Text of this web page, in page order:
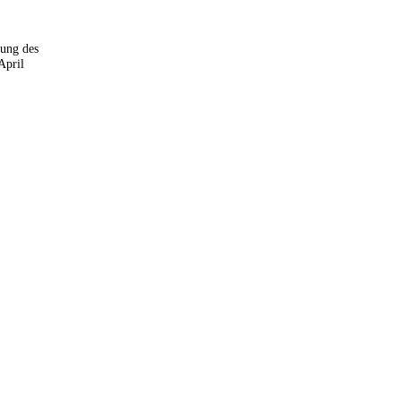
des